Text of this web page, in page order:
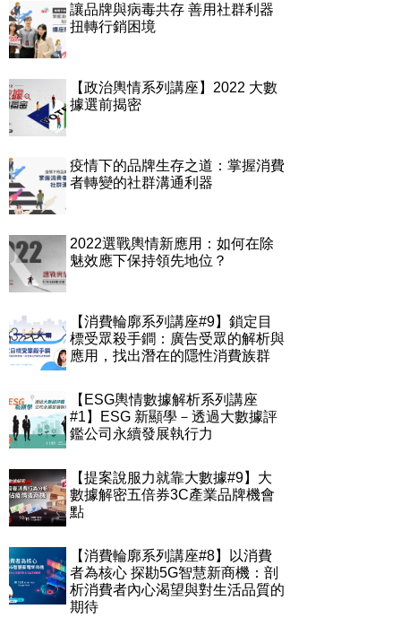
讓品牌與病毒共存 善用社群利器
扭轉行銷困境
【政治輿情系列講座】2022 大數
據選前揭密
疫情下的品牌生存之道：掌握消費
者轉變的社群溝通利器
2022選戰輿情新應用：如何在除
魅效應下保持領先地位？
【消費輪廓系列講座#9】鎖定目
標受眾殺手鐧：廣告受眾的解析與
應用，找出潛在的隱性消費族群
【ESG輿情數據解析系列講座
#1】ESG 新顯學－透過大數據評
鑑公司永續發展執行力
【提案說服力就靠大數據#9】大
數據解密五倍券3C產業品牌機會
點
【消費輪廓系列講座#8】以消費
者為核心 探勘5G智慧新商機：剖
析消費者內心渴望與對生活品質的
期待